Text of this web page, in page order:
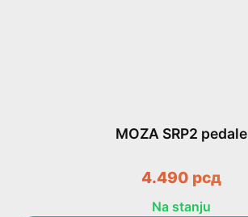
MOZA SRP2 pedale
4.490 рсд
Na stanju